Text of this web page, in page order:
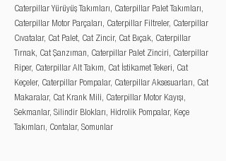
Caterpillar Yürüyüş Takımları, Caterpillar Palet Takımları,
Caterpillar Motor Parçaları, Caterpillar Filtreler, Caterpillar
Cıvatalar, Cat Palet, Cat Zincir, Cat Bıçak, Caterpillar
Tırnak, Cat Şanzıman, Caterpillar Palet Zinciri, Caterpillar
Riper, Caterpillar Alt Takım, Cat İstikamet Tekeri, Cat
Keçeler, Caterpillar Pompalar, Caterpillar Aksesuarları, Cat
Makaralar, Cat Krank Mili, Caterpillar Motor Kayışı,
Sekmanlar, Silindir Blokları, Hidrolik Pompalar, Keçe
Takımları, Contalar, Somunlar